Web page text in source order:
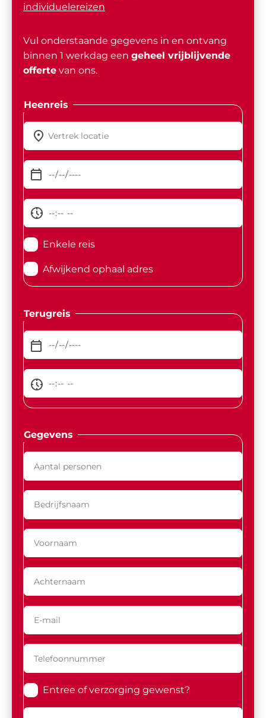
individuelereizen
Vul onderstaande gegevens in en ontvang
binnen 1 werkdag een geheel vrijblijvende
offertevan ons.
Heenreis
Enkele reis
Afwijkend ophaal adres
Terugreis
Gegevens
Entree of verzorging gewenst?